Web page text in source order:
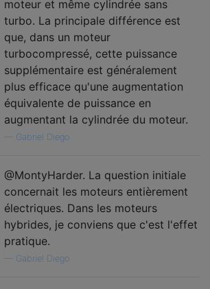
moteur et même cylindrée sans
turbo. La principale différence est
que, dans un moteur
turbocompressé, cette puissance
supplémentaire est généralement
plus efficace qu'une augmentation
équivalente de puissance en
augmentant la cylindrée du moteur.
Gabriel Diego
@MontyHarder. La question initiale
concernait les moteurs entièrement
électriques. Dans les moteurs
hybrides, je conviens que c'est l'effet
pratique.
Gabriel Diego